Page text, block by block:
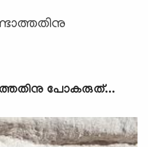
പോകരുത്...